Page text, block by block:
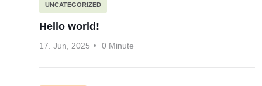
UNCATEGORIZED
Hello world!
17. Jun, 2025 0 Minute